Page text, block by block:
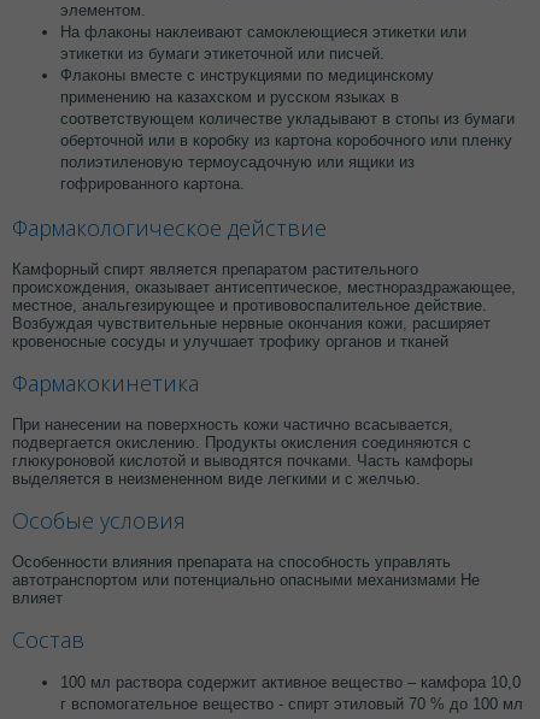
элементом.
На флаконы наклеивают самоклеющиеся этикетки или
этикетки из бумаги этикеточной или писчей.
Флаконы вместе с инструкциями по медицинскому
применению на казахском и русском языках в
соответствующем количестве укладывают в стопы из бумаги
оберточной или в коробку из картона коробочного или пленку
полиэтиленовую термоусадочную или ящики из
гофрированного картона.
Фармакологическое действие
Камфорный спирт является препаратом растительного
происхождения, оказывает антисептическое, местнораздражающее,
местное, анальгезирующее и противовоспалительное действие.
Возбуждая чувствительные нервные окончания кожи, расширяет
кровеносные сосуды и улучшает трофику органов и тканей
Фармакокинетика
При нанесении на поверхность кожи частично всасывается,
подвергается окислению. Продукты окисления соединяются с
глюкуроновой кислотой и выводятся почками. Часть камфоры
выделяется в неизмененном виде легкими и с желчью.
Особые условия
Особенности влияния препарата на способность управлять
автотранспортом или потенциально опасными механизмами Не
влияет
Состав
100 мл раствора содержит активное вещество – камфора 10,0
г вспомогательное вещество - спирт этиловый 70 % до 100 мл